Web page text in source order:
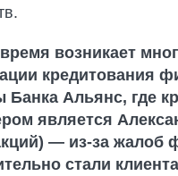
возникает
кредитования
Банка Альянс, где
является
— из-за жалоб
стали